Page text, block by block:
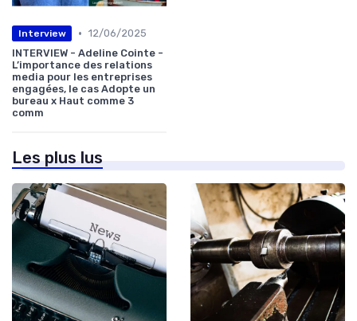
Interview • 12/06/2025
INTERVIEW - Adeline Cointe -
L’importance des relations
media pour les entreprises
engagées, le cas Adopte un
bureau x Haut comme 3
comm
Les plus lus